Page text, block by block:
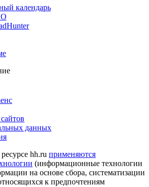
календарь
данных
hh.ru применяются
(информационные технологии
на основе сбора, систематизации
к предпочтениям